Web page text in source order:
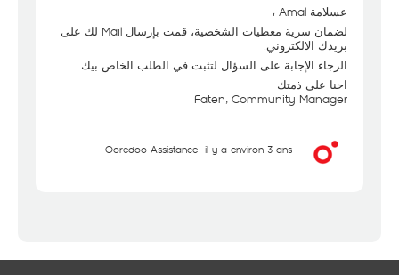
عسلامة Amal ،
لضمان سرية معطيات الشخصية، قمت بإرسال Mail لك على
بريدك الالكتروني.
الرجاء الإجابة على السؤال لتثبت في الطلب الخاص بيك.
احنا على ذمتك
Faten, Community Manager
Ooredoo Assistance il y a environ 3 ans